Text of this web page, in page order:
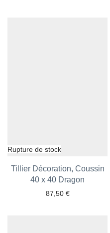
Tillier Décoration, Coussin
40 x 40 Dragon
87,50 €
Ajouter aux favoris